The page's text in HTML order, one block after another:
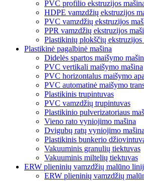
PVC profilio ekstruzijos
HDPE vamzdžių ekstruzijos
PVC vamzdžių ekstruzijos
PPR vamzdžių ekstruzijos
Plastikinių plokščių ekstruzijos
Plastikinė pagalbinė mašina
Didelės spartos maišymo
PVC vertikali maišymo mašina
PVC horizontalus maišymo
PVC automatinė maišymo
Plastikinis trupintuvas
PVC vamzdžių trupintuvas
Plastikinio pulverizatoriaus
Vieno rato vyniojimo mašina
Dvigubų ratų vyniojimo mašina
Plastikinis bunkerio
Vakuuminis granulių tiektuvas
Vakuuminis miltelių tiektuvas
ERW plieninių vamzdžių malūno
ERW plieninių vamzdžių